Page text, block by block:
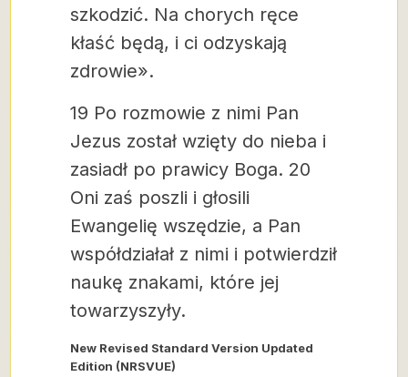
szkodzić. Na chorych ręce
kłaść będą, i ci odzyskają
zdrowie».
19 Po rozmowie z nimi Pan
Jezus został wzięty do nieba i
zasiadł po prawicy Boga. 20
Oni zaś poszli i głosili
Ewangelię wszędzie, a Pan
współdziałał z nimi i potwierdził
naukę znakami, które jej
towarzyszyły.
New Revised Standard Version Updated
Edition (NRSVUE)